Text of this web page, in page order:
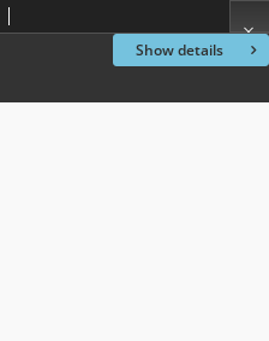
Show details